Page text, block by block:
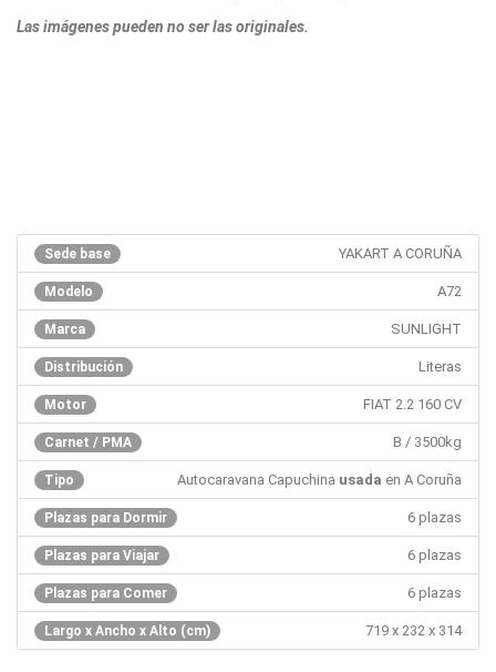
Las imágenes pueden no ser las originales.
Sede base YAKART A CORUÑA
Modelo A72
Marca SUNLIGHT
Distribución Literas
Motor FIAT 2.2 160 CV
Carnet / PMA B / 3500kg
Tipo Autocaravana Capuchina usada en A Coruña
Plazas para Dormir 6 plazas
Plazas para Viajar 6 plazas
Plazas para Comer 6 plazas
Largo x Ancho x Alto (cm) 719 x 232 x 314